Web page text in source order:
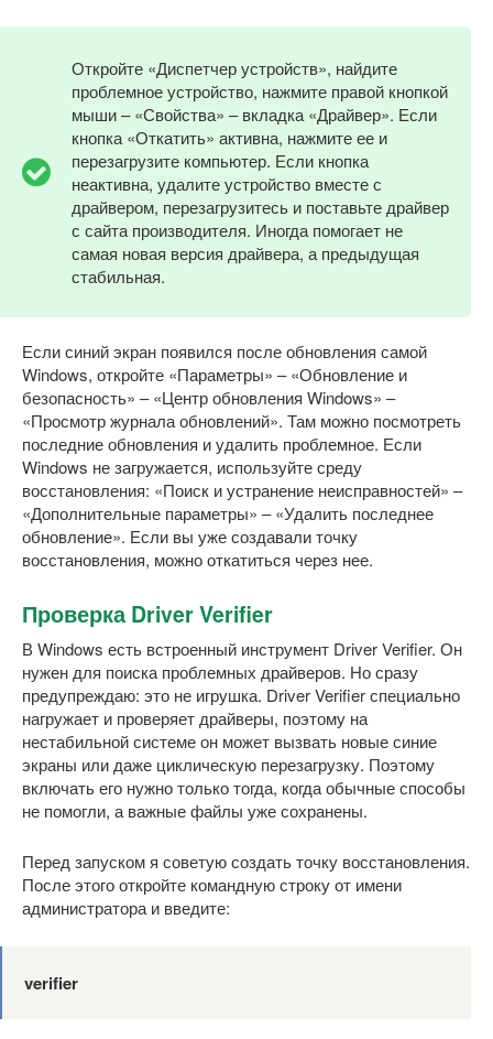
Откройте «Диспетчер устройств», найдите
проблемное устройство, нажмите правой кнопкой
мыши – «Свойства» – вкладка «Драйвер». Если
кнопка «Откатить» активна, нажмите ее и
перезагрузите компьютер. Если кнопка
неактивна, удалите устройство вместе с
драйвером, перезагрузитесь и поставьте драйвер
с сайта производителя. Иногда помогает не
самая новая версия драйвера, а предыдущая
стабильная.
Если синий экран появился после обновления самой
Windows, откройте «Параметры» – «Обновление и
безопасность» – «Центр обновления Windows» –
«Просмотр журнала обновлений». Там можно посмотреть
последние обновления и удалить проблемное. Если
Windows не загружается, используйте среду
восстановления: «Поиск и устранение неисправностей» –
«Дополнительные параметры» – «Удалить последнее
обновление». Если вы уже создавали точку
восстановления, можно откатиться через нее.
Проверка Driver Verifier
В Windows есть встроенный инструмент Driver Verifier. Он
нужен для поиска проблемных драйверов. Но сразу
предупреждаю: это не игрушка. Driver Verifier специально
нагружает и проверяет драйверы, поэтому на
нестабильной системе он может вызвать новые синие
экраны или даже циклическую перезагрузку. Поэтому
включать его нужно только тогда, когда обычные способы
не помогли, а важные файлы уже сохранены.
Перед запуском я советую создать точку восстановления.
После этого откройте командную строку от имени
администратора и введите:
verifier